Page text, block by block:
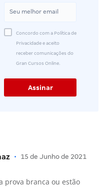
Concordo com a Política de
Privacidade e aceito
receber comunicações do
Gran Cursos Online.
• 15 de Junho de 2021
prova branca ou estão